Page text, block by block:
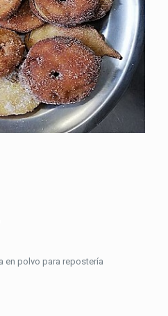
en polvo para repostería